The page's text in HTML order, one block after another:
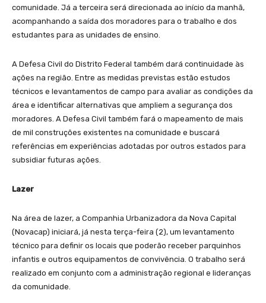
comunidade. Já a terceira será direcionada ao início da manhã,
acompanhando a saída dos moradores para o trabalho e dos
estudantes para as unidades de ensino.
A Defesa Civil do Distrito Federal também dará continuidade às
ações na região. Entre as medidas previstas estão estudos
técnicos e levantamentos de campo para avaliar as condições da
área e identificar alternativas que ampliem a segurança dos
moradores. A Defesa Civil também fará o mapeamento de mais
de mil construções existentes na comunidade e buscará
referências em experiências adotadas por outros estados para
subsidiar futuras ações.
Lazer
Na área de lazer, a Companhia Urbanizadora da Nova Capital
(Novacap) iniciará, já nesta terça-feira (2), um levantamento
técnico para definir os locais que poderão receber parquinhos
infantis e outros equipamentos de convivência. O trabalho será
realizado em conjunto com a administração regional e lideranças
da comunidade.